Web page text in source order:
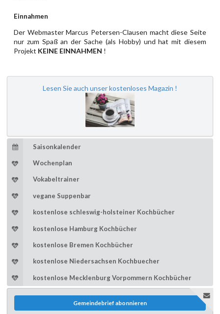
Einnahmen
Der Webmaster Marcus Petersen-Clausen macht diese Seite
nur zum Spaß an der Sache (als Hobby) und hat mit diesem
Projekt KEINE EINNAHMEN !
Lesen Sie auch unser kostenloses Magazin !
Saisonkalender
Wochenplan
Vokabeltrainer
vegane Suppenbar
kostenlose schleswig-holsteiner Kochbücher
kostenlose Hamburg Kochbücher
kostenlose Bremen Kochbücher
kostenlose Niedersachsen Kochbuecher
kostenlose Mecklenburg Vorpommern Kochbücher
Gemeindebrief abonnieren